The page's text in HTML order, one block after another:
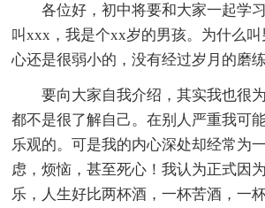
各位好，初中将要和大家一起学
叫xxx，我是个xx岁的男孩。为什么
心还是很弱小的，没有经过岁月的磨练
要向大家自我介绍，其实我也很
都不是很了解自己。在别人严重我可
乐观的。可是我的内心深处却经常为
虑，烦恼，甚至死心！我认为正式因
乐，人生好比两杯酒，一杯苦酒，一